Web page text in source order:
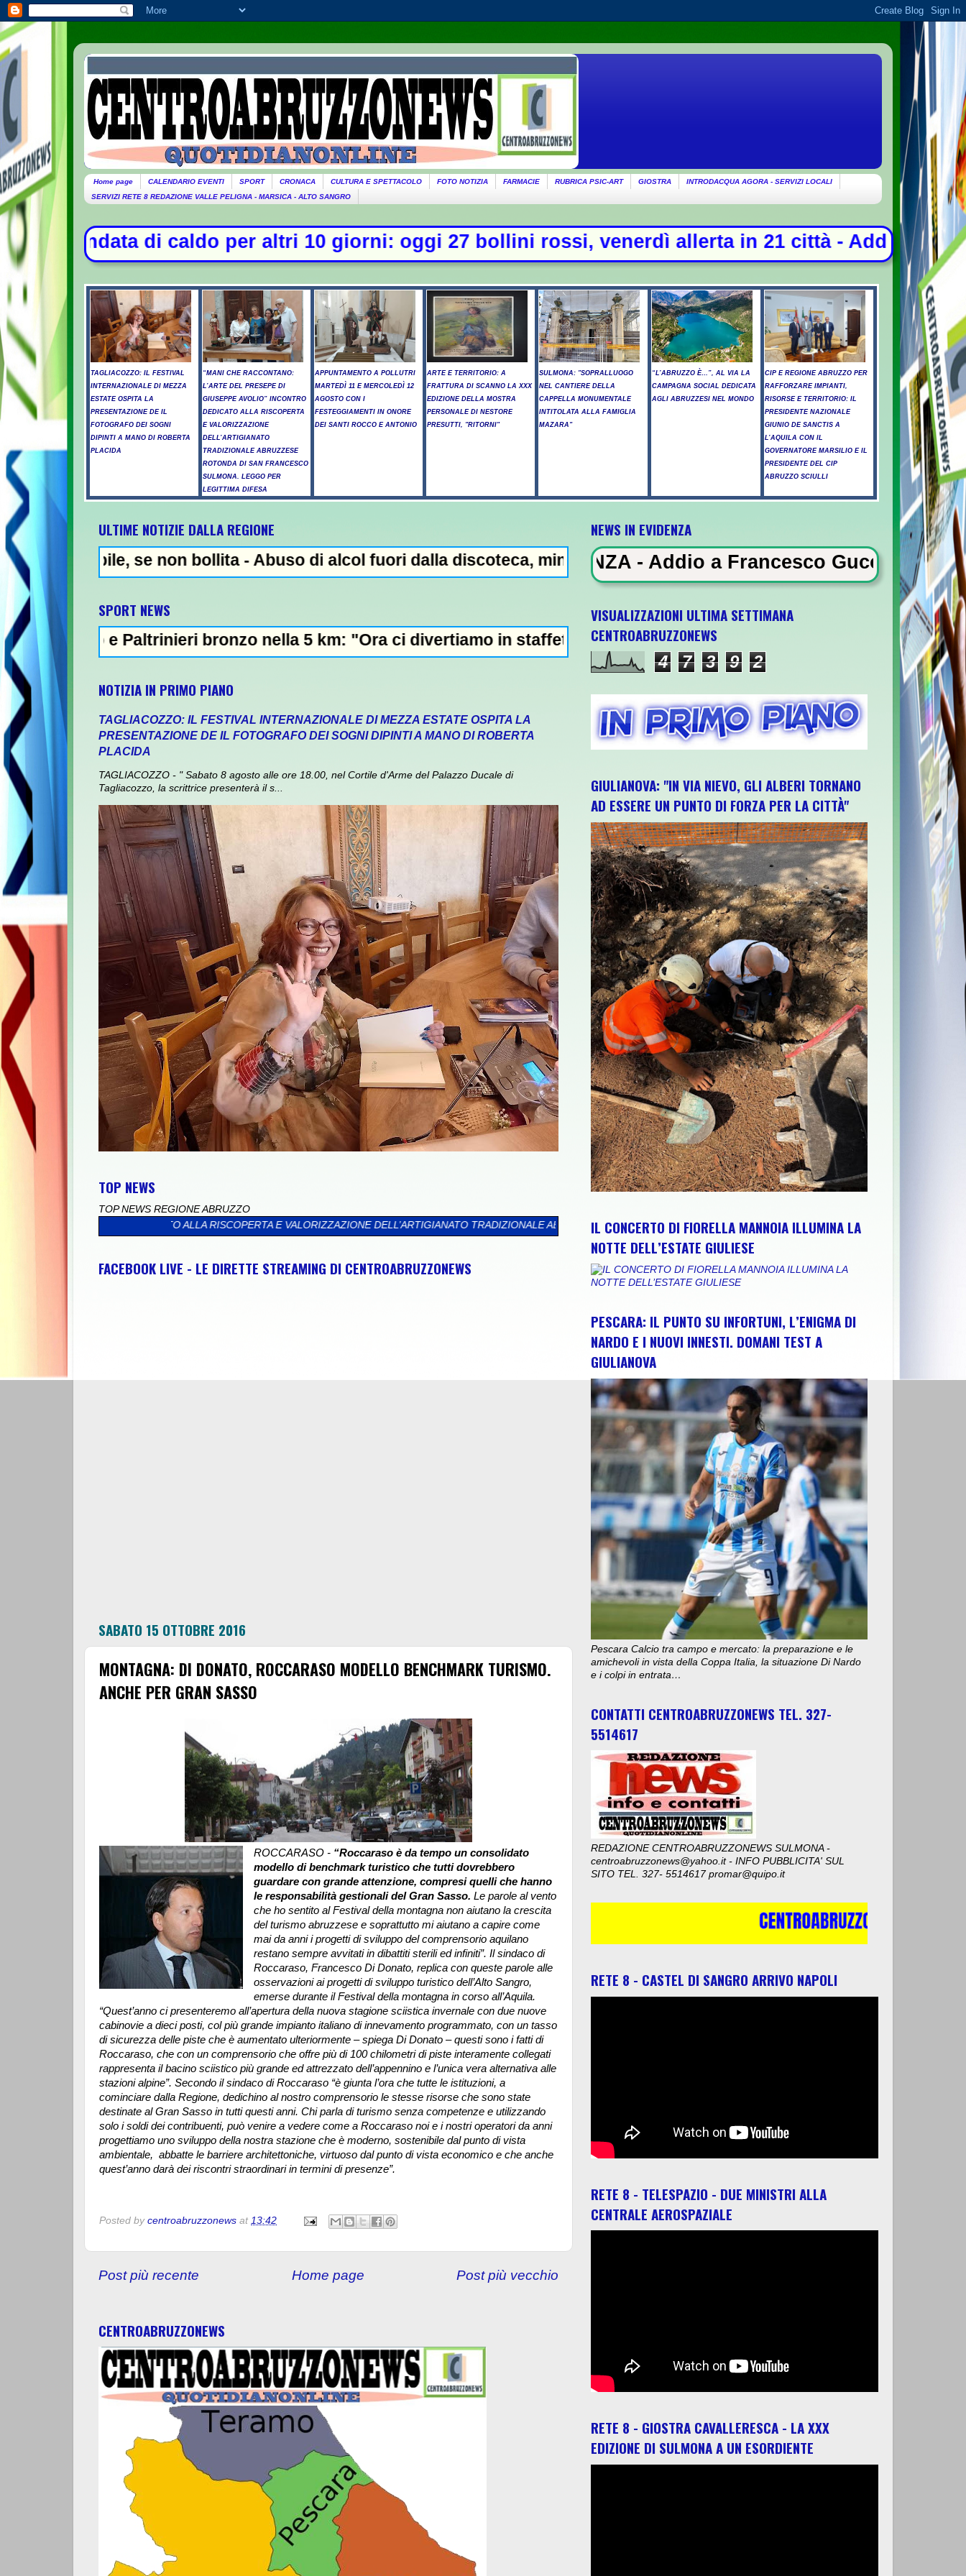
Home page CALENDARIO EVENTI SPORT CRONACA CULTURA E SPETTACOLO FOTO NOTIZIA FARMACIE RUBRICA PSIC-ART GIOSTRA
INTRODACQUA AGORA - SERVIZI LOCALI
SERVIZI RETE 8 REDAZIONE VALLE PELIGNA - MARSICA - ALTO SANGRO
per altri 10 giorni: oggi 27 bollini rossi, venerdì allerta in 21 città - Addio a Francesco Guccini,
TAGLIACOZZO: IL FESTIVAL
INTERNAZIONALE DI MEZZA
ESTATE OSPITA LA
PRESENTAZIONE DE IL
FOTOGRAFO DEI SOGNI
DIPINTI A MANO DI ROBERTA
PLACIDA
“MANI CHE RACCONTANO:
L’ARTE DEL PRESEPE DI
GIUSEPPE AVOLIO” INCONTRO
DEDICATO ALLA RISCOPERTA
E VALORIZZAZIONE
DELL’ARTIGIANATO
TRADIZIONALE ABRUZZESE
ROTONDA DI SAN FRANCESCO
SULMONA. LEGGO PER
LEGITTIMA DIFESA
APPUNTAMENTO A POLLUTRI
MARTEDÌ 11 E MERCOLEDÌ 12
AGOSTO CON I
FESTEGGIAMENTI IN ONORE
DEI SANTI ROCCO E ANTONIO
ARTE E TERRITORIO: A
FRATTURA DI SCANNO LA XXX
EDIZIONE DELLA MOSTRA
PERSONALE DI NESTORE
PRESUTTI, "RITORNI"
SULMONA: "SOPRALLUOGO
NEL CANTIERE DELLA
CAPPELLA MONUMENTALE
INTITOLATA ALLA FAMIGLIA
MAZARA"
“L’ABRUZZO È…”, AL VIA LA
CAMPAGNA SOCIAL DEDICATA
AGLI ABRUZZESI NEL MONDO
CIP E REGIONE ABRUZZO PER
RAFFORZARE IMPIANTI,
RISORSE E TERRITORIO: IL
PRESIDENTE NAZIONALE
GIUNIO DE SANCTIS A
L’AQUILA CON IL
GOVERNATORE MARSILIO E IL
PRESIDENTE DEL CIP
ABRUZZO SCIULLI
ULTIME NOTIZIE DALLA REGIONE
se non bollita - Abuso di alcol fuori dalla discoteca, minorenni intossicati a Pescara - Il vento riaccende il rogo
SPORT NEWS
bronzo nella 5 km: "Ora ci divertiamo in staffetta"- L'Italia U21 il 5 ottobre a Pescara l'ultima gara di
NOTIZIA IN PRIMO PIANO
TAGLIACOZZO: IL FESTIVAL INTERNAZIONALE DI MEZZA ESTATE OSPITA LA
PRESENTAZIONE DE IL FOTOGRAFO DEI SOGNI DIPINTI A MANO DI ROBERTA
PLACIDA
TAGLIACOZZO - " Sabato 8 agosto alle ore 18.00, nel Cortile d'Arme del Palazzo Ducale di
Tagliacozzo, la scrittrice presenterà il s...
TOP NEWS
TOP NEWS REGIONE ABRUZZO
ALLA RISCOPERTA E VALORIZZAZIONE DELL’ARTIGIANATO TRADIZIONALE ABRUZZESE ROTONDA DI SAN FRANCESCO SULMONA. LEGGO PER LEGITTIMA DIFESA >>
FACEBOOK LIVE - LE DIRETTE STREAMING DI CENTROABRUZZONEWS
SABATO 15 OTTOBRE 2016
MONTAGNA: DI DONATO, ROCCARASO MODELLO BENCHMARK TURISMO.
ANCHE PER GRAN SASSO
ROCCARASO - “Roccaraso è da tempo un consolidato
modello di benchmark turistico che tutti dovrebbero
guardare con grande attenzione, compresi quelli che hanno
le responsabilità gestionali del Gran Sasso. Le parole al vento
che ho sentito al Festival della montagna non aiutano la crescita
del turismo abruzzese e soprattutto mi aiutano a capire come
mai da anni i progetti di sviluppo del comprensorio aquilano
restano sempre avvitati in dibattiti sterili ed infiniti”. Il sindaco di
Roccaraso, Francesco Di Donato, replica con queste parole alle
osservazioni ai progetti di sviluppo turistico dell’Alto Sangro,
emerse durante il Festival della montagna in corso all’Aquila.
“Quest’anno ci presenteremo all’apertura della nuova stagione sciistica invernale con due nuove
cabinovie a dieci posti, col più grande impianto italiano di innevamento programmato, con un tasso
di sicurezza delle piste che è aumentato ulteriormente – spiega Di Donato – questi sono i fatti di
Roccaraso, che con un comprensorio che offre più di 100 chilometri di piste interamente collegati
rappresenta il bacino sciistico più grande ed attrezzato dell’appennino e l’unica vera alternativa alle
stazioni alpine”. Secondo il sindaco di Roccaraso “è giunta l’ora che tutte le istituzioni, a
cominciare dalla Regione, dedichino al nostro comprensorio le stesse risorse che sono state
destinate al Gran Sasso in tutti questi anni. Chi parla di turismo senza competenze e utilizzando
solo i soldi dei contribuenti, può venire a vedere come a Roccaraso noi e i nostri operatori da anni
progettiamo uno sviluppo della nostra stazione che è moderno, sostenibile dal punto di vista
ambientale, abbatte le barriere architettoniche, virtuoso dal punto di vista economico e che anche
quest’anno darà dei riscontri straordinari in termini di presenze”.
Posted by centroabruzzonews at 13:42
Post più recente Post più vecchio
Home page
CENTROABRUZZONEWS
NEWS IN EVIDENZA
NEWS IN EVIDENZA - Addio a Francesco Guccini, il Maestrone che
VISUALIZZAZIONI ULTIMA SETTIMANA
CENTROABRUZZONEWS
4 7 3 9 2
GIULIANOVA: "IN VIA NIEVO, GLI ALBERI TORNANO
AD ESSERE UN PUNTO DI FORZA PER LA CITTÀ"
IL CONCERTO DI FIORELLA MANNOIA ILLUMINA LA
NOTTE DELL’ESTATE GIULIESE
PESCARA: IL PUNTO SU INFORTUNI, L’ENIGMA DI
NARDO E I NUOVI INNESTI. DOMANI TEST A
GIULIANOVA
Pescara Calcio tra campo e mercato: la preparazione e le
amichevoli in vista della Coppa Italia, la situazione Di Nardo
e i colpi in entrata…
CONTATTI CENTROABRUZZONEWS TEL. 327-
5514617
REDAZIONE CENTROABRUZZONEWS SULMONA -
centroabruzzonews@yahoo.it - INFO PUBBLICITA' SUL
SITO TEL. 327- 5514617 promar@quipo.it
RETE 8 - CASTEL DI SANGRO ARRIVO NAPOLI
RETE 8 - TELESPAZIO - DUE MINISTRI ALLA
CENTRALE AEROSPAZIALE
RETE 8 - GIOSTRA CAVALLERESCA - LA XXX
EDIZIONE DI SULMONA A UN ESORDIENTE